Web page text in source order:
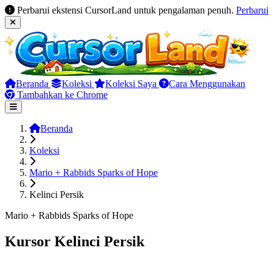
Perbarui ekstensi CursorLand untuk pengalaman penuh. Perbarui
Beranda Koleksi Koleksi Saya
Cara Menggunakan
Tambahkan ke Chrome
Beranda
Koleksi
Mario + Rabbids Sparks of Hope
Kelinci Persik
Mario + Rabbids Sparks of Hope
Kursor Kelinci Persik